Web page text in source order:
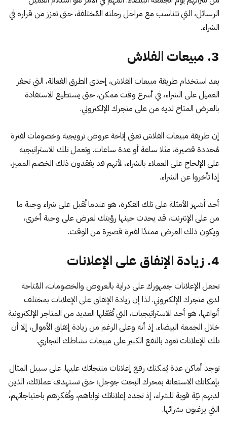
الرسائل، التي تتناسب مع مراحل رحلته المُختلفة، حتى تعزز من قراره في
الشراء.
3. مبيعات الفلاش
يعد استخدام طريقة مبيعات الفلاش، إحدى الطرق الفعالة، التي تحفز
العميل على الشراء، في أسرع وقت ممكن، حتى يستطيع الاستفادة
بالعرض المتاح لديه من على متجرك الإلكتروني.
إن طريقة مبيعات الفلاش تعني إتاحة عروض ترويجية وخصومات لفترة
مُحددة قصيرة، مثلا ساعة أو عدة ساعات. وتعمل تلك الاستراتيجية
على الإلحاح على العملاء بالشراء، لأنهم قد يفقدون ذلك الخصم المميز،
إذا تأخروا عن الشراء.
أحد أشهر الأمثلة على تلك الفكرة، هو عندما تُقبل على شراء وجبة ما
من على الإنترنت، قد يحدث حينها رؤيتك لعرض على وجبة أخرى،
ويكون ذلك العرض ممتدًا لفترة قصيرة من الوقت.
4. زيادة الإنفاق على الإعلانات
تجعل الإعلانات جمهورك على دراية بالعروض والخصومات، المُتاحة
لدى متجرك الإلكتروني. لذا إن زيادة الإنفاق على الإعلانات بمختلف
أنواعها، هو أحد الاستراتيجيات، التي تُفعّلها العديد من المتاجر الإلكترونية
خلال الجمعة البيضاء. إذ أنه وعلى الرغم من زيادة إنفاق الأموال، إلا أن
تلك الإعلانات تعود بالنفع الكبير على مبيعات نشاطك التجاري.
توجد أماكن عدة يُمكنك رفع إعلانات منتجاتك عليها. على سبيل المثال
بإمكانك الاستعانة بمحرك البحث جوجل؛ حتى تستهدف عملائك، الذين
لديهم نيّة قوية للشراء، إذ تجدد إعلاناتك نواياهم، وتُفكرهم باحتياجاتهم،
التي يرغبون بشرائها.